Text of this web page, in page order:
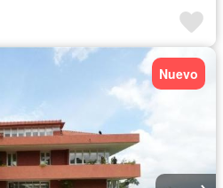
Nuevo